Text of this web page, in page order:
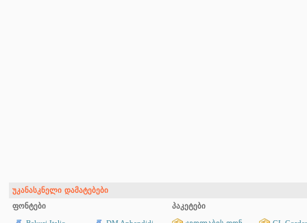
უკანასკნელი დამატებები
ფონტები
პაკეტები